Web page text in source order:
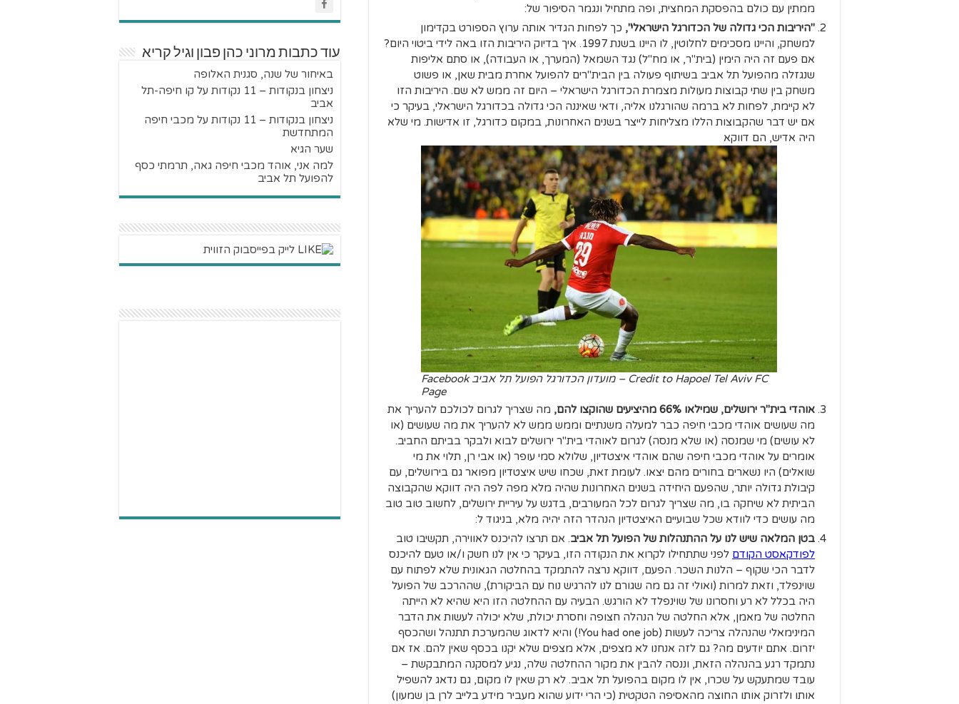
ממתין עם כולם בהפסקת המחצית, ופה מתחיל ונגמר הסיפור של:
"היריבות הכי גדולה של הכדורגל הישראלי", כך לפחות הגדיר אותה ערוץ הספורט בקדימון
למשחק, והיינו מסכימים לחלוטין, לו היינו בשנת 1997. איך בדיוק היריבות הזו באה לידי ביטוי היום?
אם פעם זה היה הימין (בית"ר, או מח"ל) נגד השמאל (המערך, או העבודה), או סתם אליפות
שנגזלה מהפועל תל אביב בשיתוף פעולה בין הבית"רים להפועל אחרת מבית שאן, או פשוט
משחק בין שתי קבוצות מעולות מצמרת הכדורגל הישראלי – היום זה ממש לא שם. היריבות הזו
לא קיימת, לפחות לא ברמה שהורגלנו אליה, ודאי שאיננה הכי גדולה בכדורגל הישראלי, בעיקר כי
אם יש דבר שהקבוצות הללו מצליחות לייצר בשנים האחרונות, במקום כדורגל, זו אדישות. מי שלא
היה אדיש, הם דווקא
Credit to Hapoel Tel Aviv FC – מועדון הכדורגל הפועל תל אביב Facebook
Page
אוהדי בית"ר ירושלים, שמילאו 66% מהיציעים שהוקצו להם,
מה שצריך לגרום לכולכם להעריך את
מה שעושים אוהדי מכבי חיפה כבר למעלה משנתיים וממש ממש לא להעריך את מה שעושים (או
לא עושים) מי שמנסה (או שלא מנסה) לגרום לאוהדי בית"ר ירושלים לבוא ולבקר בביתם החביב.
אומרים על אוהדי מכבי חיפה שהם אוהדי איצטדיון, שלולא סמי עופר (או אבי רן, תלוי את מי
שואלים) היו נשארים בחורים מהם יצאו. לעומת זאת, שכחו שיש איצטדיון מפואר גם בירושלים, עם
קיבולת גדולה יותר, שהפעם היחידה בשנים האחרונות שהיה מלא מפה לפה היה דווקא שהקבוצה
הביתית לא שיחקה בו, מה שצריך לגרום לכל המעורבים, בדגש על עיריית ירושלים, לחשוב טוב טוב
מה עושים כדי לוודא שכל שבועיים האיצטדיון הנהדר הזה יהיה מלא, בניגוד ל:
בטן המלאה שיש לנו על ההתנהלות של הפועל תל אביב. אם תרצו להיכנס לאווירה, תקשיבו טוב
לפודקאסט הקודם לפני שתתחילו לקרוא את הנקודה הזו, בעיקר כי אין לנו חשק ו/או טעם להיכנס
לדבר הכי שקוף – הלנות השכר. הפעם, דווקא נרצה להתמקד בהחלטה הגאונית שלא לפתוח עם
שוינפלד, וזאת למרות (ואולי זה גם מה שגורם לנו להרגיש נוח עם הביקורת), שההרכב של הפועל
היה בכלל לא רע וחסרונו של שוינפלד לא הורגש. הבעיה עם ההחלטה הזו היא שהיא לא הייתה
החלטה של מאמן, אלא החלטה של הנהלה חצופה וחסרת יכולת, שלא יכולה לעשות את הדבר
המינימאלי שהנהלה צריכה לעשות (You had one job!) והיא לדאוג שהמערכת תתנהל ושהכסף
יזרום. אתם יודעים מה? גם לזה אנחנו לא מצפים, אלא מצפים שלא יקנו בכסף שאין להם. אז אם
נתמקד רגע בהנהלה הזאת, וננסה להבין את מקור ההחלטה שלה, נגיע למסקנה המתבקשת –
עובד שמתעקש על שכרו, אין לו מקום בהפועל תל אביב. לא רק שאין לו מקום, גם נדאג להשפיל
אותו ולזרוק אותו החוצה מהאסיפה הטקטית (כי הרי ידוע שהוא מעביר מידע בלייב לרן בן שמעון)
עוד כתבות מרוני כהן פבון וגיל קריא
באיחור של שנה, סגנית האלופה
ניצחון בנקודות – 11 נקודות על קו חיפה-תל
אביב
ניצחון בנקודות – 11 נקודות על מכבי חיפה
המתחדשת
שער הגיא
למה אני, אוהד מכבי חיפה גאה, תרמתי כסף
להפועל תל אביב